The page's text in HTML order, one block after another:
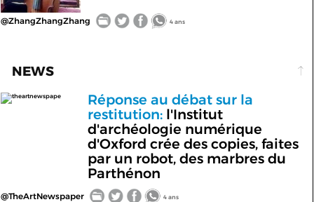
@ZhangZhangZhang 4 ans
NEWS
theartnewspape
Réponse au débat sur la
restitution:l'Institut
d'archéologie numérique
d'Oxford crée des copies, faites
par un robot, des marbres du
Parthénon
@TheArtNewspaper 4 ans